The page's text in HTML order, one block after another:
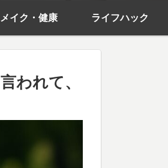
イク・健康 ライフハック
われて、